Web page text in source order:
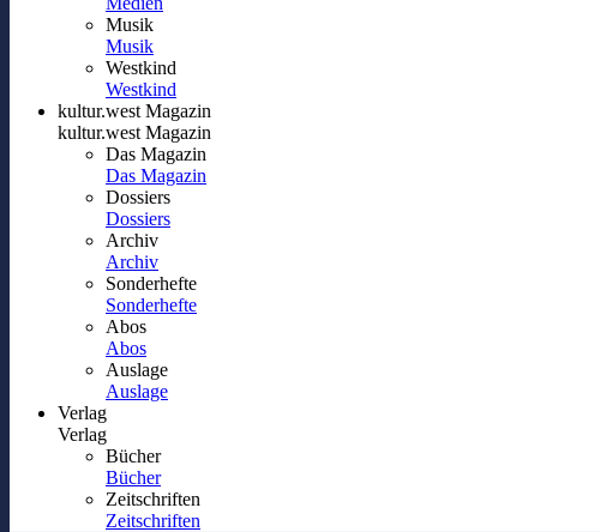
Musik
Musik
Westkind
Westkind
kultur.west Magazin
kultur.west Magazin
Das Magazin
Das Magazin
Dossiers
Dossiers
Archiv
Archiv
Sonderhefte
Sonderhefte
Abos
Abos
Auslage
Auslage
Verlag
Verlag
Bücher
Bücher
Zeitschriften
Zeitschriften